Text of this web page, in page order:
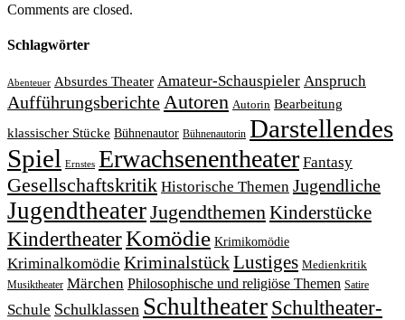
Comments are closed.
Schlagwörter
Abenteuer Absurdes Theater Amateur-Schauspieler Anspruch
AufführungsberichteAutoren Autorin Bearbeitung
klassischer Stücke Bühnenautor Bühnenautorin Darstellendes
Spiel Ernstes Erwachsenentheater Fantasy
Gesellschaftskritik Historische Themen Jugendliche
JugendtheaterJugendthemenKinderstücke
KindertheaterKomödie Krimikomödie
Kriminalkomödie KriminalstückLustiges Medienkritik
Musiktheater Märchen Philosophische und religiöse Themen Satire
Schule Schulklassen Schultheater Schultheater-